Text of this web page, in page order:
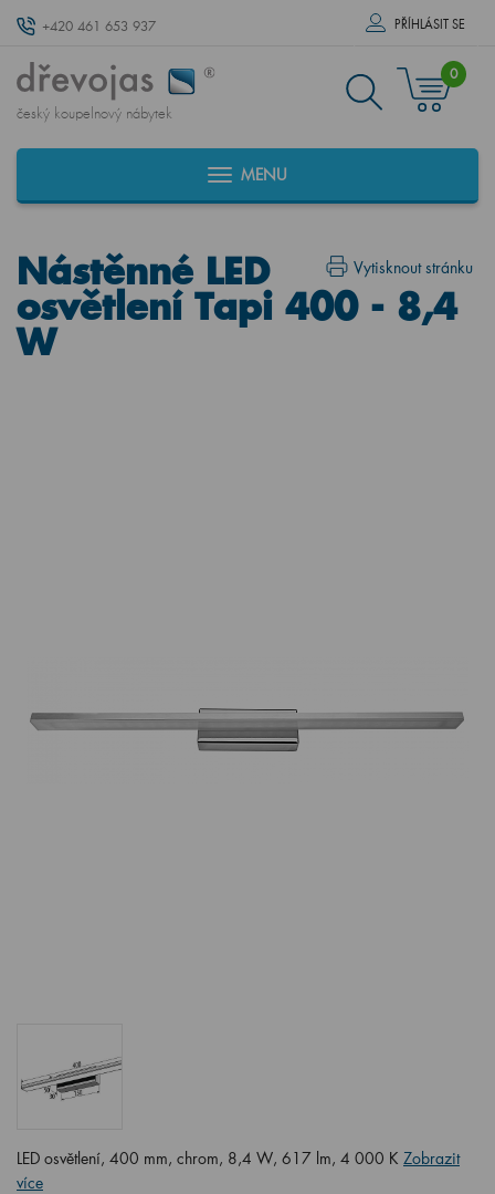
+420 461 653 937 PŘÍHLÁSIT SE
český koupelnový nábytek
0
MENU
Vytisknout stránku
Nástěnné LED
osvětlení Tapi 400 - 8,4
W
LED osvětlení, 400 mm, chrom, 8,4 W, 617 lm, 4 000 K Zobrazit
více